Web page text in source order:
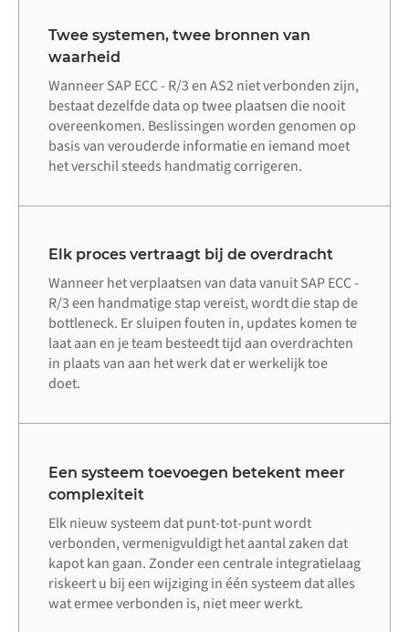
Twee systemen, twee bronnen van
waarheid
Wanneer SAP ECC - R/3 en AS2 niet verbonden zijn,
bestaat dezelfde data op twee plaatsen die nooit
overeenkomen. Beslissingen worden genomen op
basis van verouderde informatie en iemand moet
het verschil steeds handmatig corrigeren.
Elk proces vertraagt bij de overdracht
Wanneer het verplaatsen van data vanuit SAP ECC -
R/3 een handmatige stap vereist, wordt die stap de
bottleneck. Er sluipen fouten in, updates komen te
laat aan en je team besteedt tijd aan overdrachten
in plaats van aan het werk dat er werkelijk toe
doet.
Een systeem toevoegen betekent meer
complexiteit
Elk nieuw systeem dat punt-tot-punt wordt
verbonden, vermenigvuldigt het aantal zaken dat
kapot kan gaan. Zonder een centrale integratielaag
riskeert u bij een wijziging in één systeem dat alles
wat ermee verbonden is, niet meer werkt.